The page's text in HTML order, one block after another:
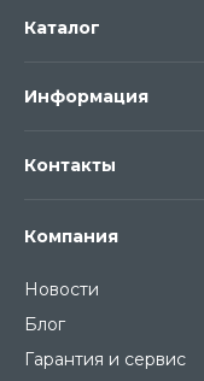
Компания
Новости
Блог
Гарантия и сервис
Каталог
Информация
Контакты